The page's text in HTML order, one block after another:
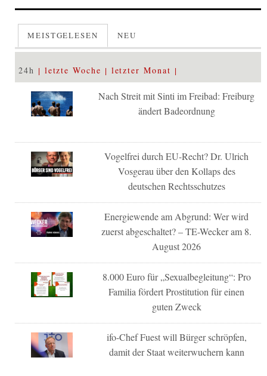
MEISTGELESEN NEU
24h letzte Woche letzter Monat
Nach Streit mit Sinti im Freibad: Freiburg
ändert Badeordnung
Vogelfrei durch EU-Recht? Dr. Ulrich
Vosgerau über den Kollaps des
deutschen Rechtsschutzes
Energiewende am Abgrund: Wer wird
zuerst abgeschaltet? – TE-Wecker am 8.
August 2026
8.000 Euro für „Sexualbegleitung“: Pro
Familia fördert Prostitution für einen
guten Zweck
ifo-Chef Fuest will Bürger schröpfen,
damit der Staat weiterwuchern kann